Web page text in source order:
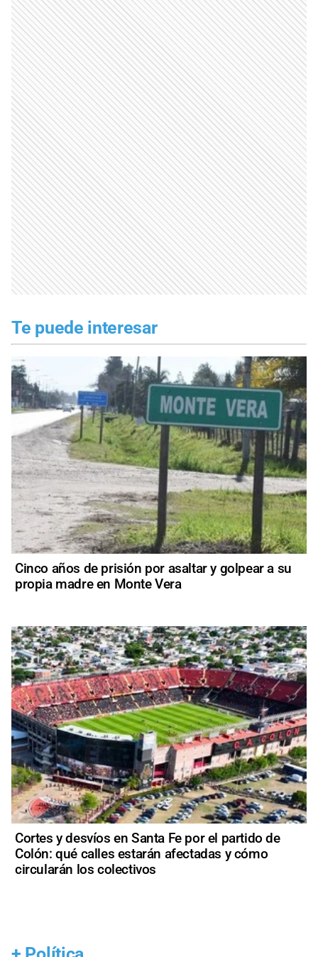
Te puede interesar
Cinco años de prisión por asaltar y golpear a su
propia madre en Monte Vera
Cortes y desvíos en Santa Fe por el partido de
Colón: qué calles estarán afectadas y cómo
circularán los colectivos